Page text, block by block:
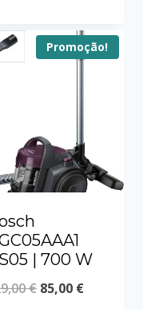
Promoção!
| 700 W
€ 85,00 €